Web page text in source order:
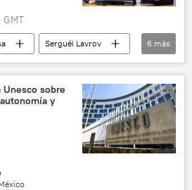
Serguéi Lavrov
periodistas
📰 Operación rusa de desmilitarización y desnazificación de Ucrania
6 más
Unesco sobre
y